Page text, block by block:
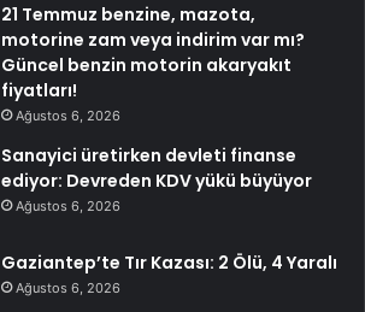
21 Temmuz benzine, mazota,
motorine zam veya indirim var mı?
Güncel benzin motorin akaryakıt
fiyatları!
Ağustos 6, 2026
Sanayici üretirken devleti finanse
ediyor: Devreden KDV yükü büyüyor
Ağustos 6, 2026
Gaziantep’te Tır Kazası: 2 Ölü, 4 Yaralı
Ağustos 6, 2026